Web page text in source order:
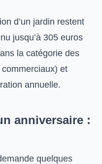
d’un jardin restent
jusqu’à 305 euros
la catégorie des
et
annuelle.
anniversaire :
quelques